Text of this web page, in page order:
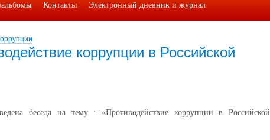
коррупции в Российской
беседа на тему : «Противодействие коррупции в Российской
Контакты Электронный дневник и журнал